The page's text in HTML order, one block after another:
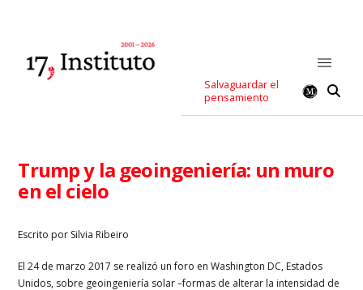
Salvaguardar el
pensamiento
Trump y la geoingeniería: un muro
en el cielo
Escrito por Silvia Ribeiro
El 24 de marzo 2017 se realizó un foro en Washington DC, Estados
Unidos, sobre geoingeniería solar –formas de alterar la intensidad de